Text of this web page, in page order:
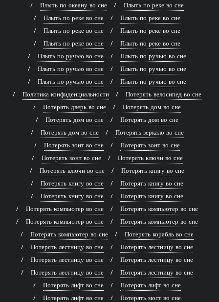
Плыть по океану во сне
Плыть по реке во сне
Плыть по реке во сне
Плыть по реке во сне
Плыть по реке во сне
Плыть по реке во сне
Плыть по реке во сне
Плыть по реке во сне
Плыть по ручью во сне
Плыть по ручью во сне
Плыть по ручью во сне
Плыть по ручью во сне
Плыть по ручью во сне
Плыть по ручью во сне
Политика конфиденциальности
Потерять велосипед во сне
Потерять дверь во сне
Потерять дом во сне
Потерять дом во сне
Потерять дом во сне
Потерять дом во сне
Потерять зеркало во сне
Потерять зонт во сне
Потерять зонт во сне
Потерять зонт во сне
Потерять ключи во сне
Потерять ключи во сне
Потерять книгу во сне
Потерять книгу во сне
Потерять книгу во сне
Потерять книгу во сне
Потерять книгу во сне
Потерять компьютер во сне
Потерять компьютер во сне
Потерять компьютер во сне
Потерять компьютер во сне
Потерять компьютер во сне
Потерять корабль во сне
Потерять лестницу во сне
Потерять лестницу во сне
Потерять лестницу во сне
Потерять лестницу во сне
Потерять лестницу во сне
Потерять лестницу во сне
Потерять лифт во сне
Потерять лифт во сне
Потерять лифт во сне
Потерять мост во сне